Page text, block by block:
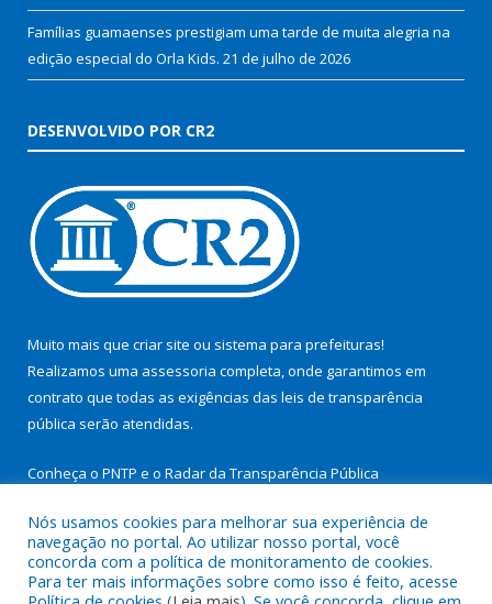
Famílias guamaenses prestigiam uma tarde de muita alegria na
edição especial do Orla Kids. 21 de julho de 2026
DESENVOLVIDO POR CR2
Muito mais que criar site ou sistema para prefeituras!
Realizamos uma assessoria completa, onde garantimos em
contrato que todas as exigências das leis de transparência
pública serão atendidas.
Conheça o PNTP e o Radar da Transparência Pública
Todos os direitos reservados a Prefeitura Municipal de São
Nós usamos cookies para melhorar sua experiência de
navegação no portal. Ao utilizar nosso portal, você
concorda com a política de monitoramento de cookies.
Para ter mais informações sobre como isso é feito, acesse